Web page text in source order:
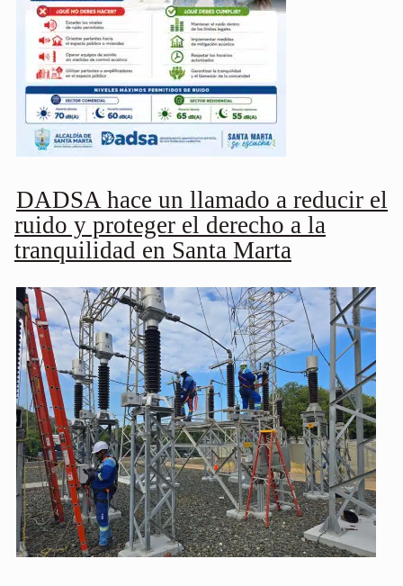
DADSA hace un llamado a reducir el
ruido y proteger el derecho a la
tranquilidad en Santa Marta